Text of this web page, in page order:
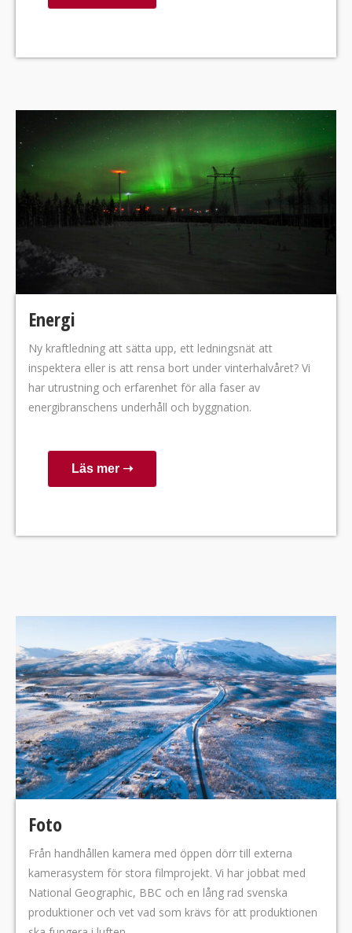
Energi
Ny kraftledning att sätta upp, ett ledningsnät att
inspektera eller is att rensa bort under vinterhalvåret? Vi
har utrustning och erfarenhet för alla faser av
energibranschens underhåll och byggnation.
Läs mer ➝
Foto
Från handhållen kamera med öppen dörr till externa
kamerasystem för stora filmprojekt. Vi har jobbat med
National Geographic, BBC och en lång rad svenska
produktioner och vet vad som krävs för att produktionen